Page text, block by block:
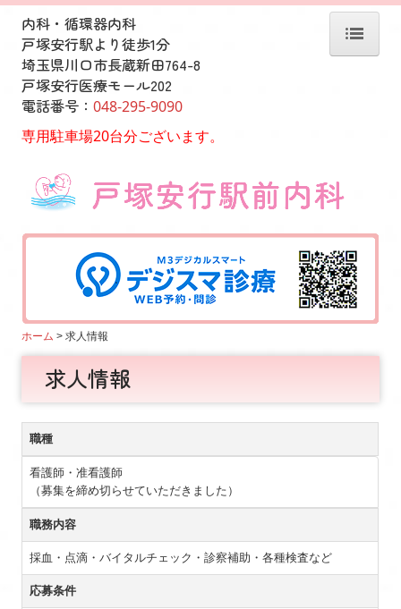
ホーム
診療案内
医師紹介
アクセス
求人情報
自費健診のご案内
動悸・息切れ外来
内科・循環器内科
戸塚安行駅より徒歩1分
埼玉県川口市長蔵新田764-8
戸塚安行医療モール202
電話番号：048-295-9090
専用駐車場20台分ございます。
ホーム 求人情報
求人情報
職種
看護師・准看護師
（募集を締め切らせていただきました）
職務内容
採血・点滴・バイタルチェック・診察補助・各種検査など
応募条件